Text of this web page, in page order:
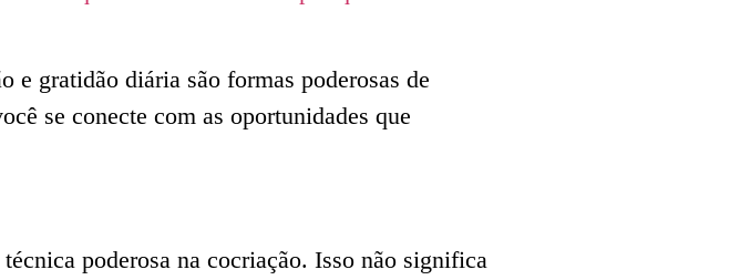
e gratidão diária são formas poderosas de
se conecte com as oportunidades que
poderosa na cocriação. Isso não significa